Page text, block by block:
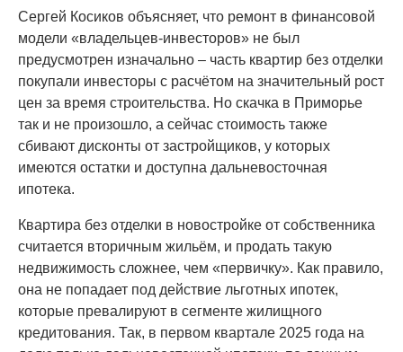
Сергей Косиков объясняет, что ремонт в финансовой
модели «владельцев-инвесторов» не был
предусмотрен изначально – часть квартир без отделки
покупали инвесторы с расчётом на значительный рост
цен за время строительства. Но скачка в Приморье
так и не произошло, а сейчас стоимость также
сбивают дисконты от застройщиков, у которых
имеются остатки и доступна дальневосточная
ипотека.
Квартира без отделки в новостройке от собственника
считается вторичным жильём, и продать такую
недвижимость сложнее, чем «первичку». Как правило,
она не попадает под действие льготных ипотек,
которые превалируют в сегменте жилищного
кредитования. Так, в первом квартале 2025 года на